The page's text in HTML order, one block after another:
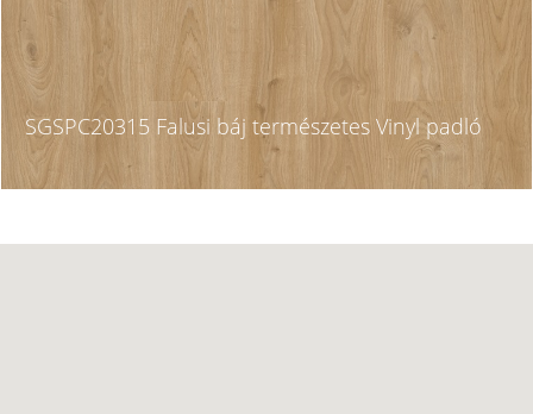
SGSPC20315 Falusi báj természetes Vinyl padló